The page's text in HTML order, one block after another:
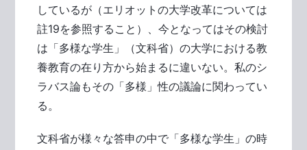
しているが（エリオットの大学改革については
註19を参照すること）、今となってはその検討
は「多様な学生」（文科省）の大学における教
養教育の在り方から始まるに違いない。私のシ
ラバス論もその「多様」性の議論に関わってい
る。
文科省が様々な答申の中で「多様な学生」の時